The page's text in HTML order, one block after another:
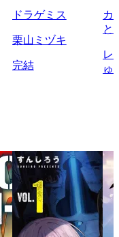
ドラゲミス
栗山ミヅキ
完結
カ
と
レ
ゅ